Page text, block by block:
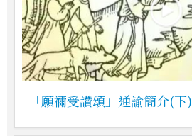
「願禰受讚頌」通諭簡介(下)